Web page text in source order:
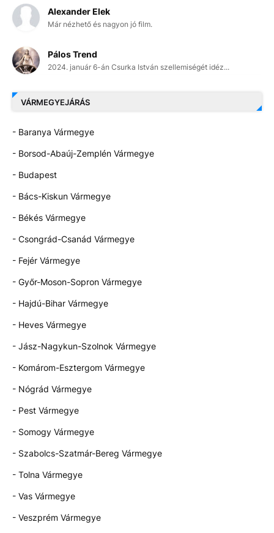
Alexander Elek
Már nézhető és nagyon jó film.
Pálos Trend
2024. január 6-án Csurka István szellemiségét idéz...
VÁRMEGYEJÁRÁS
- Baranya Vármegye
- Borsod-Abaúj-Zemplén Vármegye
- Budapest
- Bács-Kiskun Vármegye
- Békés Vármegye
- Csongrád-Csanád Vármegye
- Fejér Vármegye
- Győr-Moson-Sopron Vármegye
- Hajdú-Bihar Vármegye
- Heves Vármegye
- Jász-Nagykun-Szolnok Vármegye
- Komárom-Esztergom Vármegye
- Nógrád Vármegye
- Pest Vármegye
- Somogy Vármegye
- Szabolcs-Szatmár-Bereg Vármegye
- Tolna Vármegye
- Vas Vármegye
- Veszprém Vármegye